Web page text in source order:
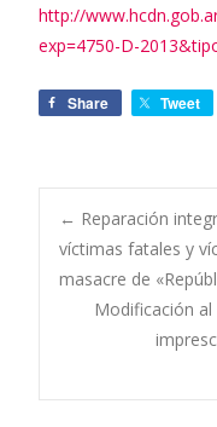
http://
exp=4750-D-
Share Tweet
← Reparación
víctimas fatales y
masacre de
Modificación